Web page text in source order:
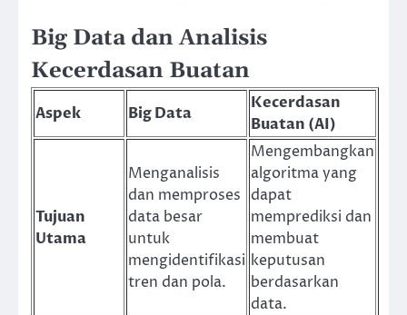
Big Data dan Analisis
Kecerdasan Buatan
Aspek Big Data
Kecerdasan
Buatan (AI)
Tujuan
Utama
Menganalisis
dan memproses
data besar
untuk
mengidentifikasi
tren dan pola.
Mengembangkan
algoritma yang
dapat
memprediksi dan
membuat
keputusan
berdasarkan
data.